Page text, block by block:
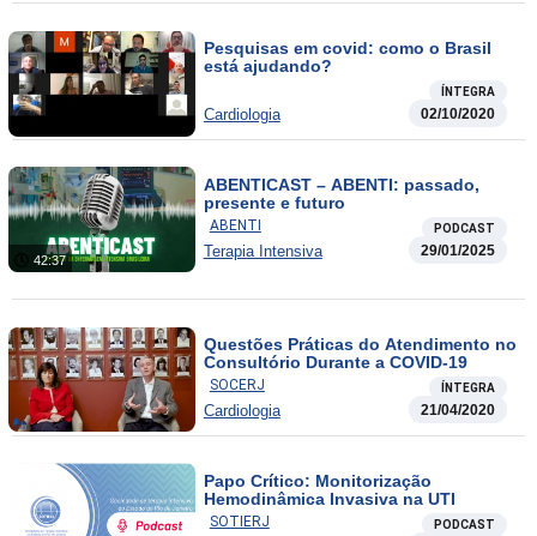
Pesquisas em covid: como o Brasil
está ajudando?
ÍNTEGRA
Cardiologia 02/10/2020
42:37
ABENTICAST – ABENTI: passado,
presente e futuro
ABENTI PODCAST
Terapia Intensiva 29/01/2025
Questões Práticas do Atendimento no
Consultório Durante a COVID-19
SOCERJ ÍNTEGRA
Cardiologia 21/04/2020
Papo Crítico: Monitorização
Hemodinâmica Invasiva na UTI
SOTIERJ PODCAST